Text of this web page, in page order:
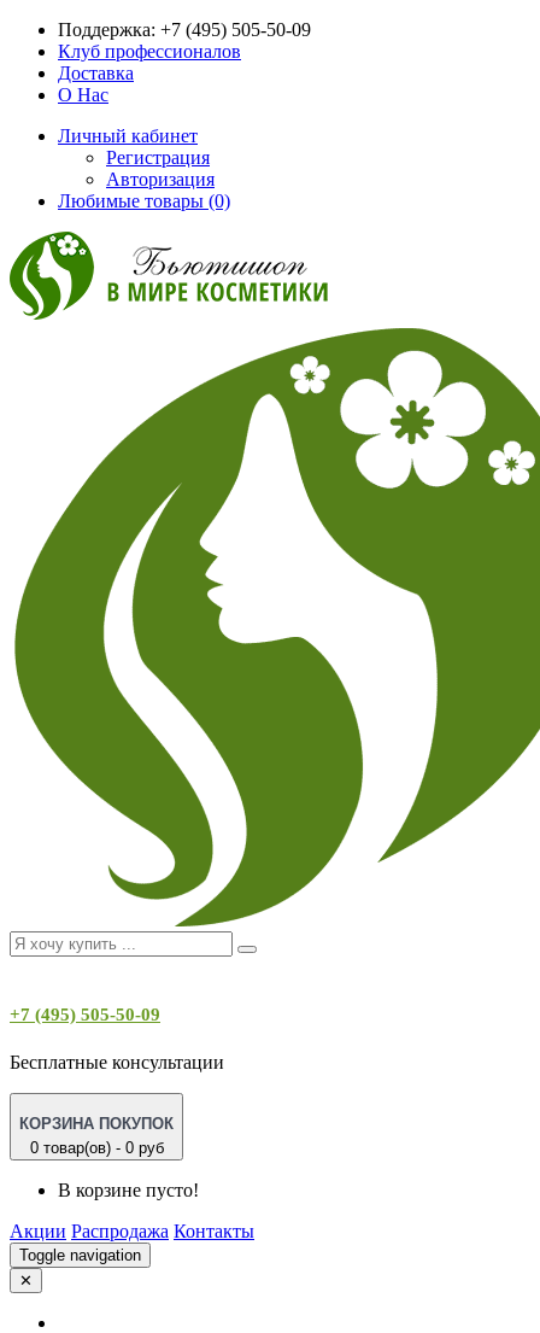
Поддержка: +7 (495) 505-50-09
Клуб профессионалов
Доставка
О Нас
Личный кабинет
Регистрация
Авторизация
Любимые товары (0)
+7 (495) 505-50-09
Бесплатные консультации
КОРЗИНА ПОКУПОК
0 товар(ов) - 0 руб
В корзине пусто!
Акции Распродажа Контакты
Toggle navigation
✕